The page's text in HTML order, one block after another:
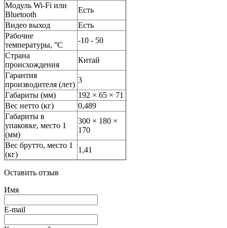
Модуль Wi-Fi или
Bluetooth
Есть
Видео выход
Есть
Рабочие
температуры, °С
-10 - 50
Страна
происхождения
Китай
Гарантия
производителя (лет)
3
Габариты (мм)
192 × 65 × 71
Вес нетто (кг)
0,489
Габариты в
упаковке, место 1
(мм)
300 × 180 ×
170
Вес брутто, место 1
(кг)
1,41
Оставить отзыв
Имя
E-mail